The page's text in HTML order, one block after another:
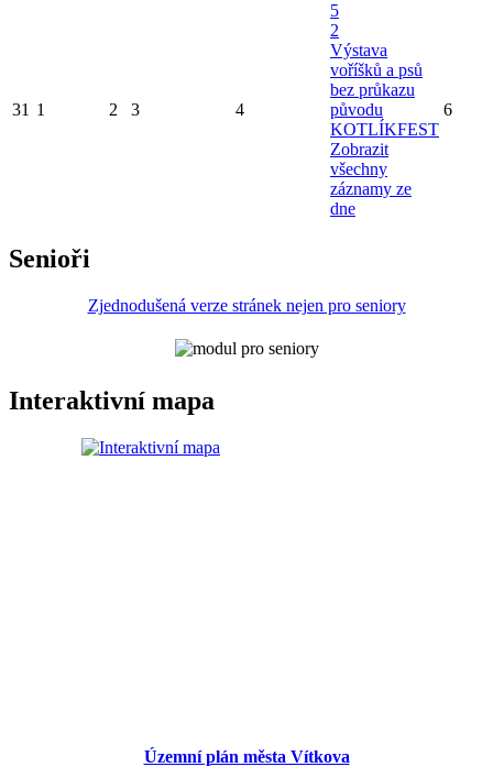
31 1 2 3 4
5
2
Výstava
voříšků a psů
bez průkazu
původu
KOTLÍKFEST
Zobrazit
všechny
záznamy ze
dne
6
Senioři
Zjednodušená verze stránek nejen pro seniory
Interaktivní mapa
Územní plán města Vítkova